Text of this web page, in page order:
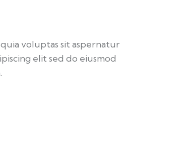
voluptas sit aspernatur
elit sed do eiusmod